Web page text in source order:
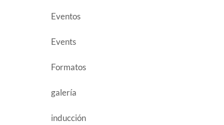
Eventos
Events
Formatos
galería
inducción